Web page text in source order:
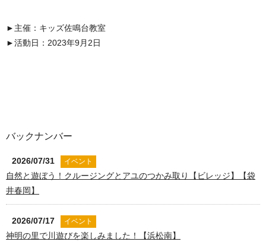
►主催：キッズ佐鳴台教室
►活動日：2023年9月2日
バックナンバー
2026/07/31 イベント
自然と遊ぼう！クルージングとアユのつかみ取り【ビレッジ】【袋
井春岡】
2026/07/17 イベント
神明の里で川遊びを楽しみました！【浜松南】